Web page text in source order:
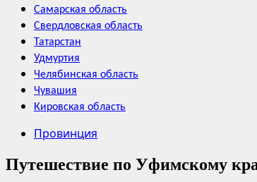
Самарская область
Свердловская область
Татарстан
Удмуртия
Челябинская область
Чувашия
Кировская область
Провинция
Путешествие по Уфимскому